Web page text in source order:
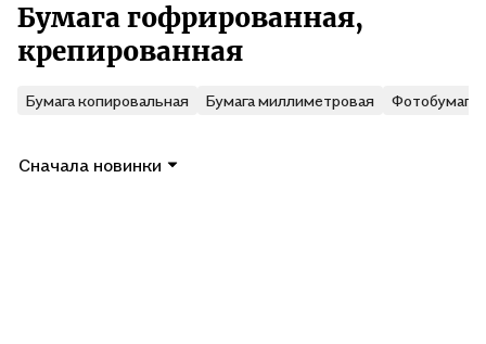
Бумага гофрированная,
крепированная
Бумага копировальная Бумага миллиметровая Фотобумага
Показать ещё
Сначала новинки